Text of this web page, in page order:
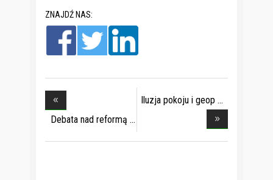
ZNAJDŹ NAS:
Debata nad reformą
Iluzja pokoju i geop